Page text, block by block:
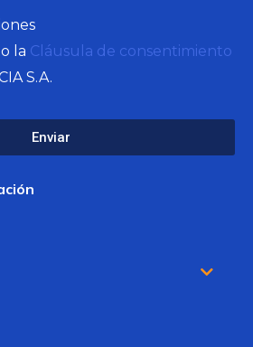
la Cláusula de consentimiento
S.A.
Enviar